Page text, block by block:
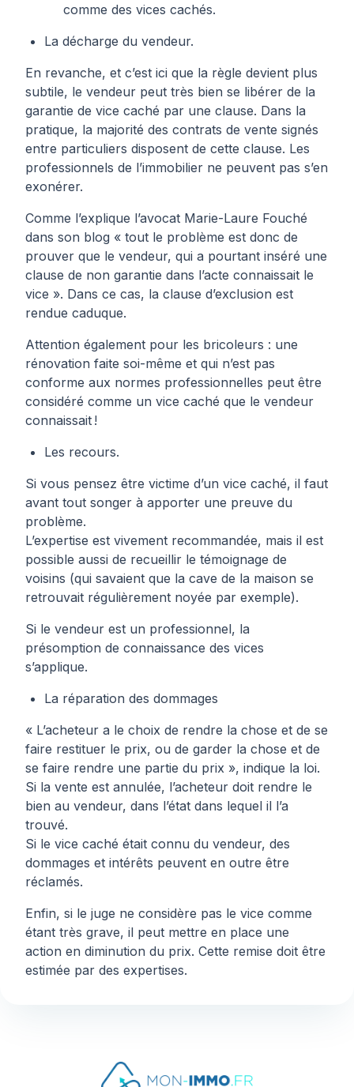
comme des vices cachés.
La décharge du vendeur.
En revanche, et c’est ici que la règle devient plus
subtile, le vendeur peut très bien se libérer de la
garantie de vice caché par une clause. Dans la
pratique, la majorité des contrats de vente signés
entre particuliers disposent de cette clause. Les
professionnels de l’immobilier ne peuvent pas s’en
exonérer.
Comme l’explique l’avocat Marie-Laure Fouché
dans son blog « tout le problème est donc de
prouver que le vendeur, qui a pourtant inséré une
clause de non garantie dans l’acte connaissait le
vice ». Dans ce cas, la clause d’exclusion est
rendue caduque.
Attention également pour les bricoleurs : une
rénovation faite soi-même et qui n’est pas
conforme aux normes professionnelles peut être
considéré comme un vice caché que le vendeur
connaissait !
Les recours.
Si vous pensez être victime d’un vice caché, il faut
avant tout songer à apporter une preuve du
problème.
L’expertise est vivement recommandée, mais il est
possible aussi de recueillir le témoignage de
voisins (qui savaient que la cave de la maison se
retrouvait régulièrement noyée par exemple).
Si le vendeur est un professionnel, la
présomption de connaissance des vices
s’applique.
La réparation des dommages
« L’acheteur a le choix de rendre la chose et de se
faire restituer le prix, ou de garder la chose et de
se faire rendre une partie du prix », indique la loi.
Si la vente est annulée, l’acheteur doit rendre le
bien au vendeur, dans l’état dans lequel il l’a
trouvé.
Si le vice caché était connu du vendeur, des
dommages et intérêts peuvent en outre être
réclamés.
Enfin, si le juge ne considère pas le vice comme
étant très grave, il peut mettre en place une
action en diminution du prix. Cette remise doit être
estimée par des expertises.